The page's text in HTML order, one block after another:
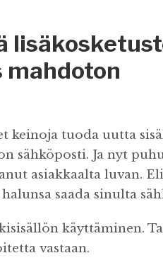
mahdoton
keinoja tuoda uutta
sähköposti. Ja nyt
asiakkaalta luvan.
saada sinulta
käyttäminen.
vastaan.